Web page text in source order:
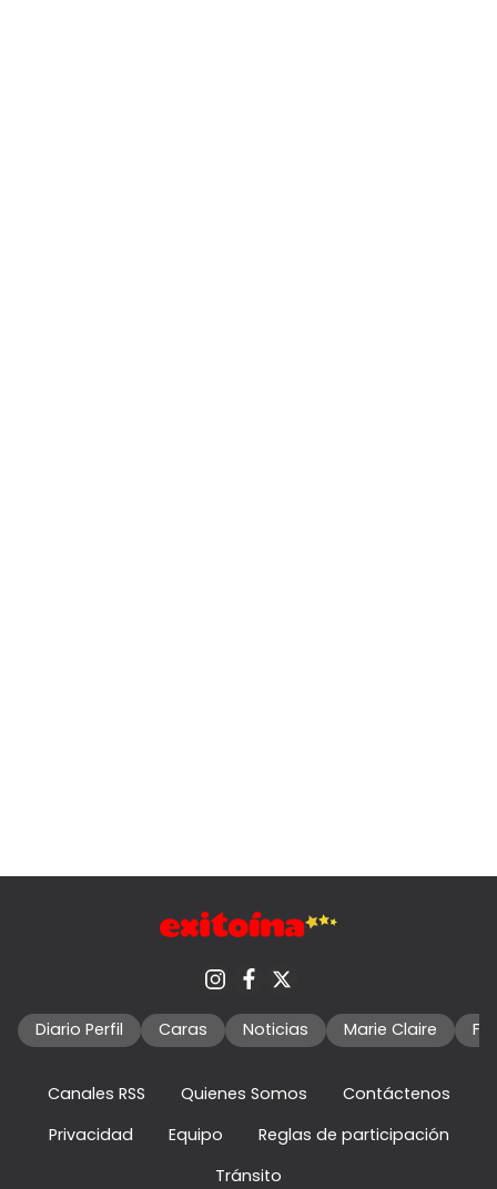
Diario Perfil Caras Noticias Marie Claire
Canales RSS Quienes Somos
Contáctenos
Privacidad
Equipo
Reglas de participación
Tránsito